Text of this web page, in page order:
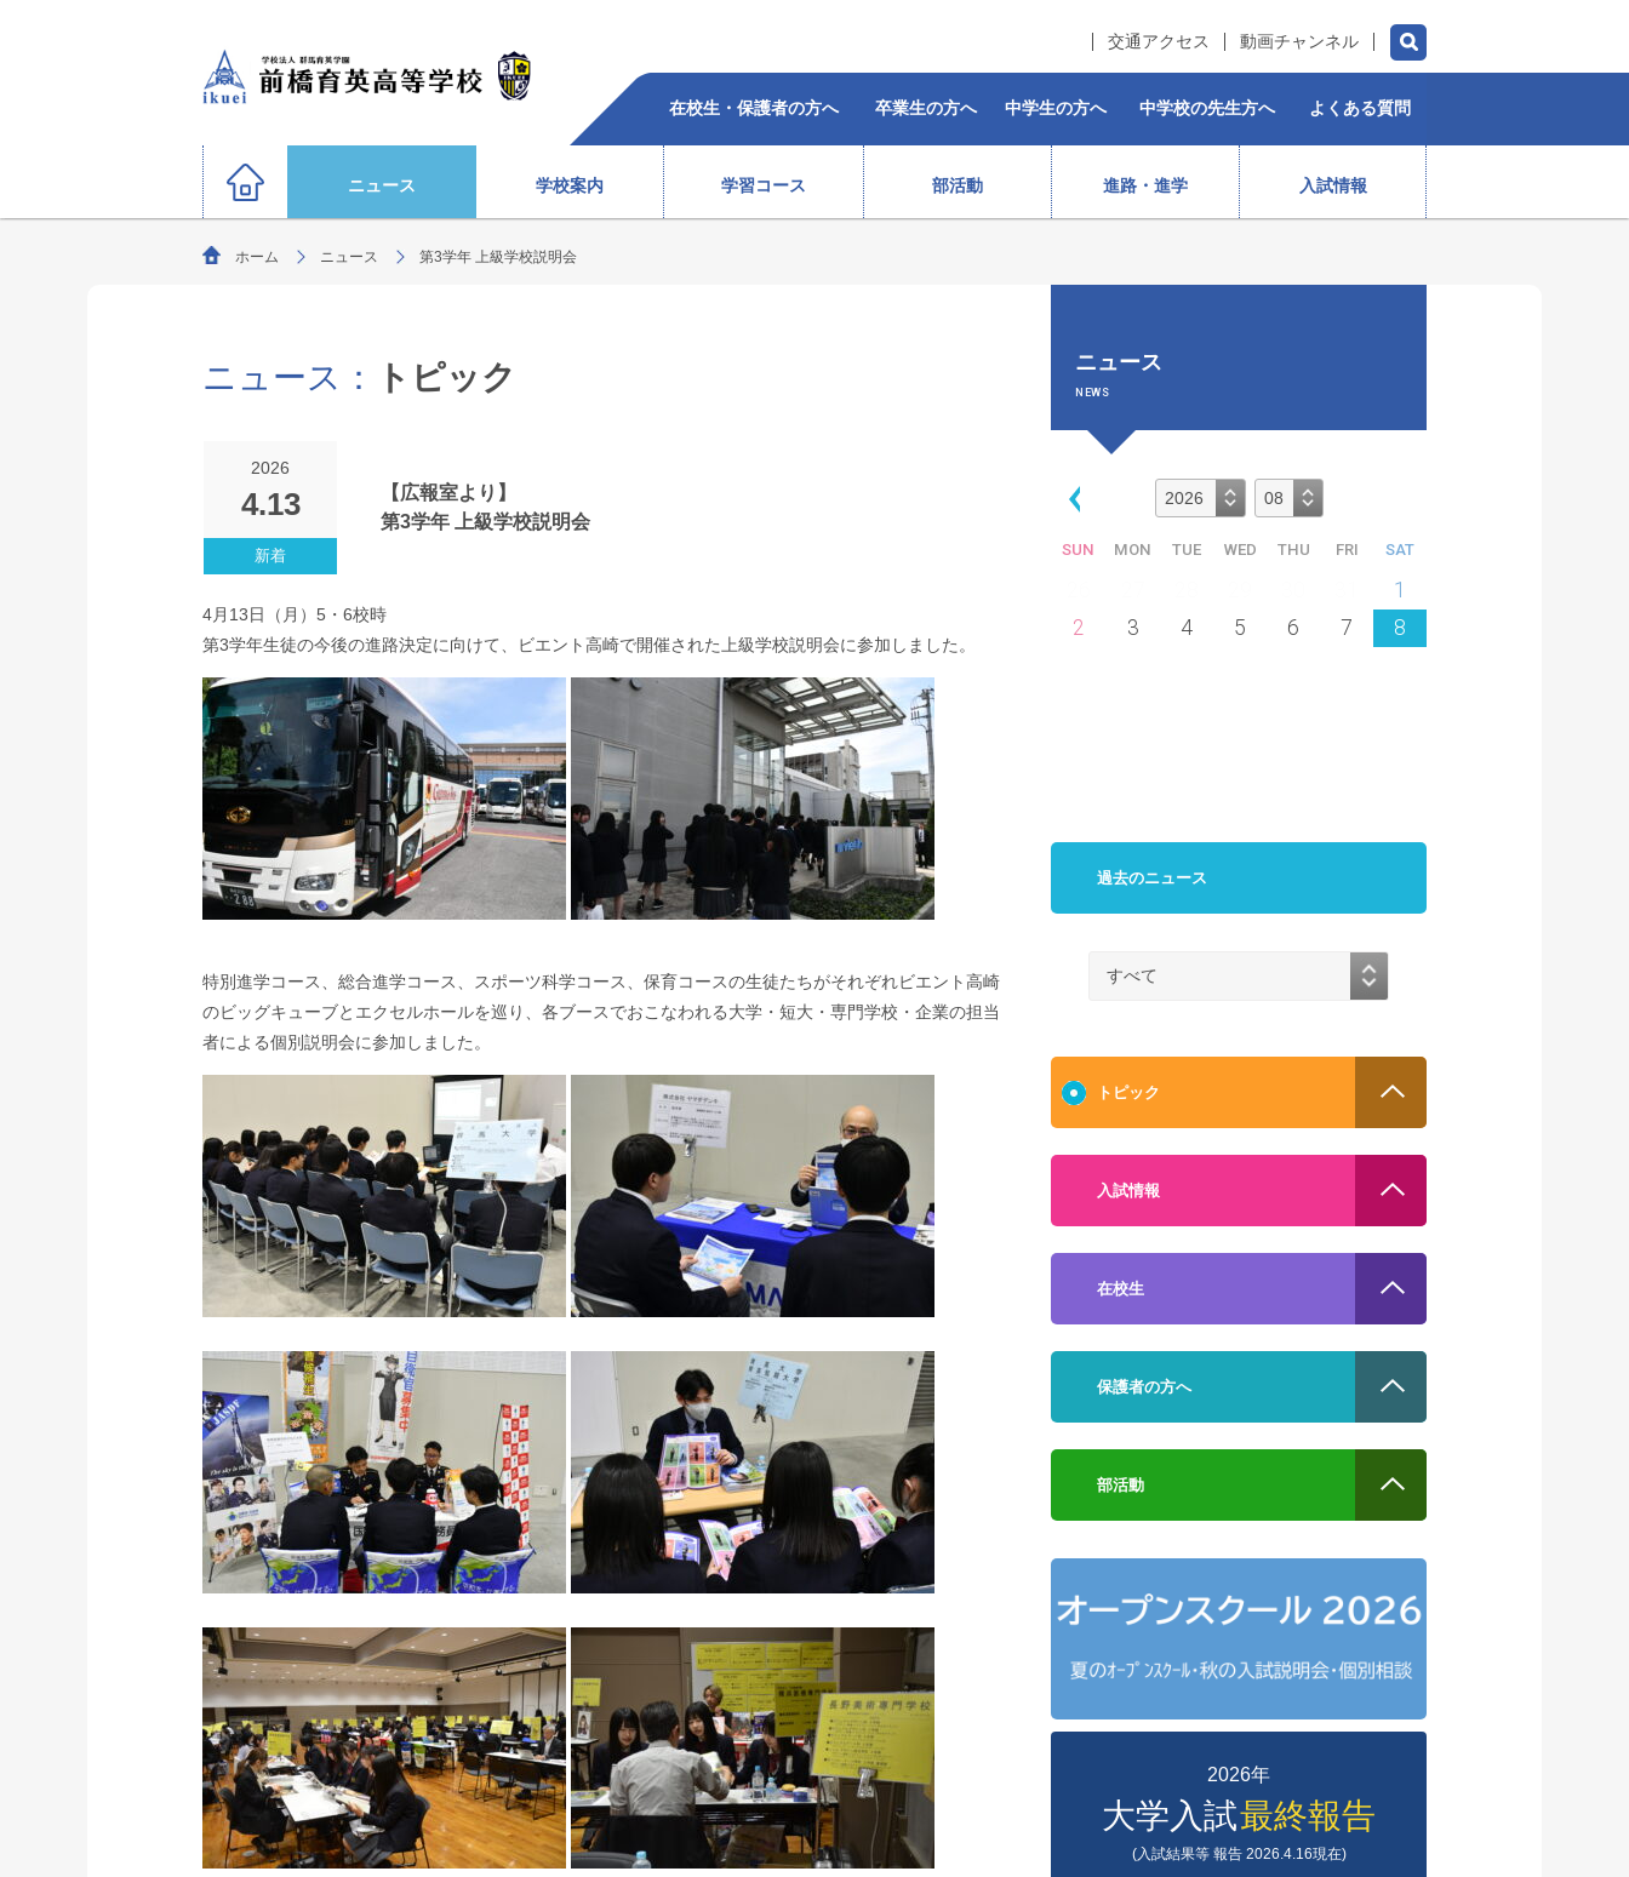
交通アクセス 動画チャンネル
在校生・保護者の方へ 卒業生の方へ 中学生の方へ 中学校の先生方へ よくある質問
ニュース 学校案内 学習コース 部活動 進路・進学 入試情報
ごあいさつ 教育理念・生徒心得 施設紹介
進路指導 費用(入学前・授業料等) 出身生徒データ
特別進学コース
（選抜クラス・特進クラス）
保育コース
バスケットボール部（男子）
バスケットボール部（女子）
柔道部（男子）
ソフトボール部（女子）
部活動方針
生徒募集要項
ホーム ニュース 第3学年 上級学校説明会
ニュース： トピック
2026
4.13
【広報室より】
第3学年 上級学校説明会
4月13日（月）5・6校時
第3学年生徒の今後の進路決定に向けて、ビエント高崎で開催された上級学校説明会に参加しました。
特別進学コース、総合進学コース、スポーツ科学コース、保育コースの生徒たちがそれぞれビエント高崎
のビッグキューブとエクセルホールを巡り、各ブースでおこなわれる大学・短大・専門学校・企業の担当
者による個別説明会に参加しました。
ニュース
NEWS
SUN MON TUE WED THU FRI SAT
1
2
3 4 5 6 7 8
過去のニュース
トピック
入試情報
在校生
保護者の方へ
部活動
2026年
大学入試最終報告
(入試結果等 報告 2026.4.16現在)